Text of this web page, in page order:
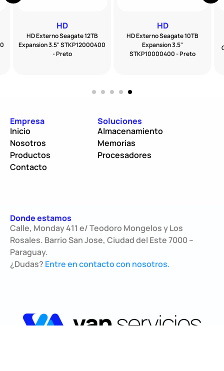
HD
HD Externo Seagate 10TB
Expansion 3.5"
STKP10000400 - Preto
HD
HD Externo Seagate 12TB
Expansion 3.5" STKP12000400
- Preto
Empresa
Inicio
Nosotros
Productos
Contacto
Soluciones
Almacenamiento
Memorias
Procesadores
Donde estamos
Calle, Monday 411 e/ Teodoro Mongelos y Los
Rosales. Barrio San Jose, Ciudad del Este 7000 –
Paraguay.
¿Dudas? Entre en contacto con nosotros.